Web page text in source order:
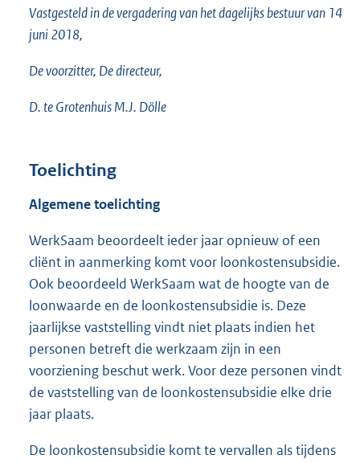
Vastgesteld in de vergadering van het dagelijks bestuur van 14
juni 2018,
De voorzitter, De directeur,
D. te Grotenhuis M.J. Dölle
Toelichting
Algemene toelichting
WerkSaam beoordeelt ieder jaar opnieuw of een
cliënt in aanmerking komt voor loonkostensubsidie.
Ook beoordeeld WerkSaam wat de hoogte van de
loonwaarde en de loonkostensubsidie is. Deze
jaarlijkse vaststelling vindt niet plaats indien het
personen betreft die werkzaam zijn in een
voorziening beschut werk. Voor deze personen vindt
de vaststelling van de loonkostensubsidie elke drie
jaar plaats.
De loonkostensubsidie komt te vervallen als tijdens